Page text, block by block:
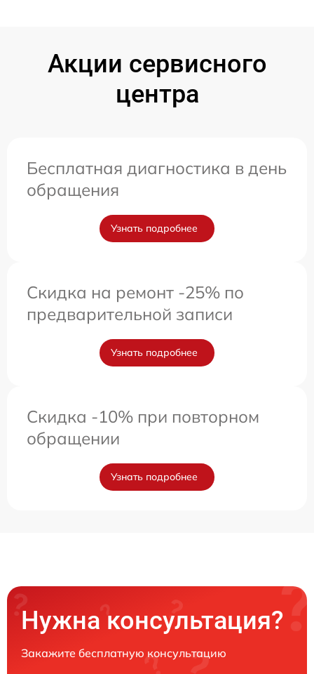
Акции сервисного
центра
Бесплатная диагностика в день
обращения
Узнать подробнее
Скидка на ремонт -25% по
предварительной записи
Узнать подробнее
Скидка -10% при повторном
обращении
Узнать подробнее
Нужна консультация?
Закажите бесплатную консультацию